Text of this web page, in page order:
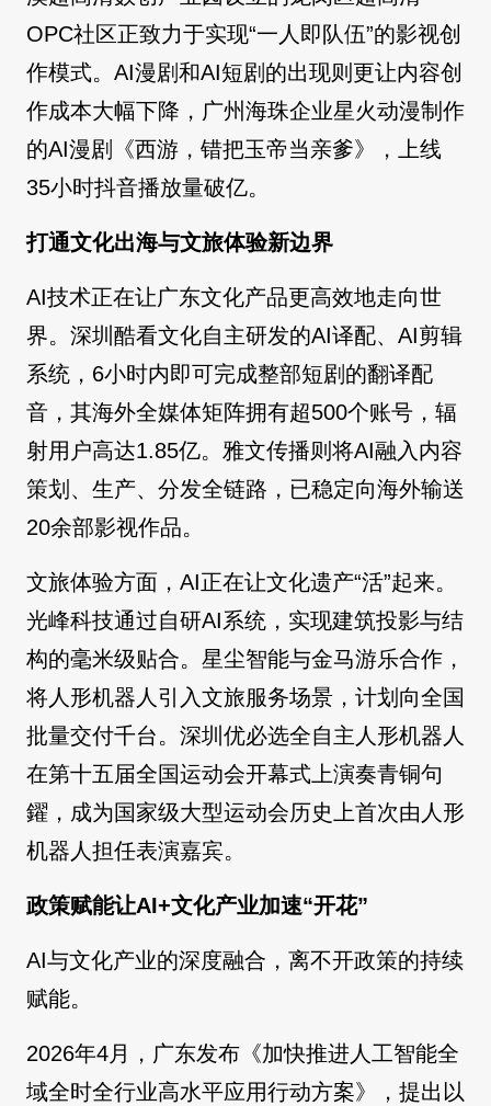
OPC社区正致力于实现“一人即队伍”的影视创
作模式。AI漫剧和AI短剧的出现则更让内容创
作成本大幅下降，广州海珠企业星火动漫制作
的AI漫剧《西游，错把玉帝当亲爹》，上线
35小时抖音播放量破亿。
打通文化出海与文旅体验新边界
AI技术正在让广东文化产品更高效地走向世
界。深圳酷看文化自主研发的AI译配、AI剪辑
系统，6小时内即可完成整部短剧的翻译配
音，其海外全媒体矩阵拥有超500个账号，辐
射用户高达1.85亿。雅文传播则将AI融入内容
策划、生产、分发全链路，已稳定向海外输送
20余部影视作品。
文旅体验方面，AI正在让文化遗产“活”起来。
光峰科技通过自研AI系统，实现建筑投影与结
构的毫米级贴合。星尘智能与金马游乐合作，
将人形机器人引入文旅服务场景，计划向全国
批量交付千台。深圳优必选全自主人形机器人
在第十五届全国运动会开幕式上演奏青铜句
鑃，成为国家级大型运动会历史上首次由人形
机器人担任表演嘉宾。
政策赋能让AI+文化产业加速“开花”
AI与文化产业的深度融合，离不开政策的持续
赋能。
2026年4月，广东发布《加快推进人工智能全
域全时全行业高水平应用行动方案》，提出以